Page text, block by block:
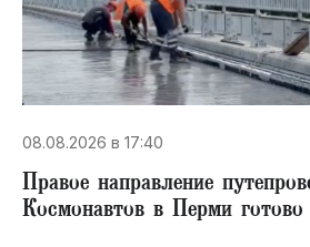
08.08.2026 в 17:40
Правое направление
Космонавтов в Перми